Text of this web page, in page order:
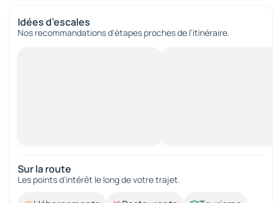
Idées d’escales
Nos recommandations d'étapes proches de l’itinéraire.
Sur la route
Les points d’intérêt le long de votre trajet.